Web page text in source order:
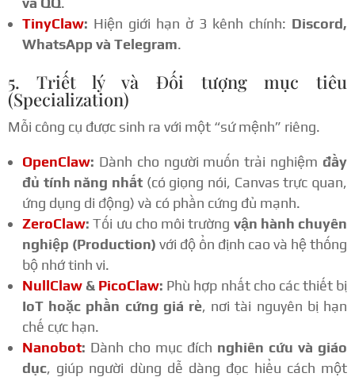
TinyClaw: Hiện giới hạn ở 3 kênh chính: Discord,
WhatsApp và Telegram.
5. Triết lý và Đối tượng mục tiêu
(Specialization)
Mỗi công cụ được sinh ra với một “sứ mệnh” riêng.
OpenClaw: Dành cho người muốn trải nghiệm đầy
đủ tính năng nhất (có giọng nói, Canvas trực quan,
ứng dụng di động) và có phần cứng đủ mạnh.
ZeroClaw: Tối ưu cho môi trường vận hành chuyên
nghiệp (Production) với độ ổn định cao và hệ thống
bộ nhớ tinh vi.
NullClaw & PicoClaw: Phù hợp nhất cho các thiết bị
IoT hoặc phần cứng giá rẻ, nơi tài nguyên bị hạn
chế cực hạn.
Nanobot: Dành cho mục đích nghiên cứu và giáo
dục, giúp người dùng dễ dàng đọc hiểu cách một